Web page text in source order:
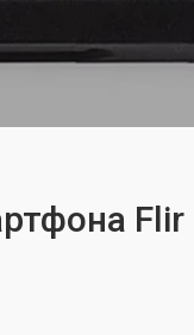
Flir